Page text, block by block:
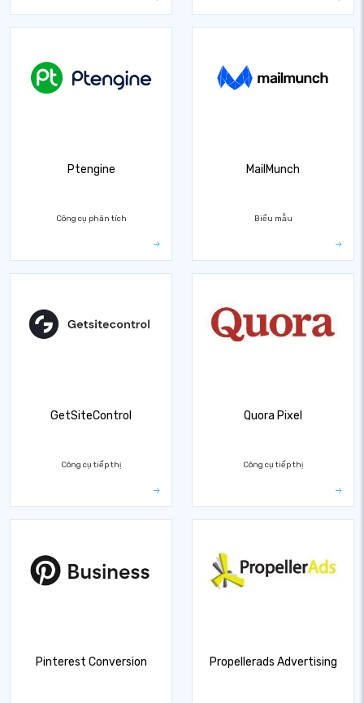
Ptengine
Công cụ phân tích
MailMunch
Biểu mẫu
GetSiteControl
Công cụ tiếp thị
Quora Pixel
Công cụ tiếp thị
Pinterest Conversion Propellerads Advertising